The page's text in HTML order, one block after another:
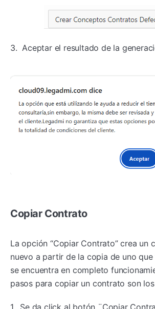
3. Aceptar el resultado de la
Copiar Contrato
La opción “Copiar Contrato” crea un
nuevo a partir de la copia de uno
se encuentra en completo
pasos para copiar un contrato son
1. Se da click al botón ¨Copiar